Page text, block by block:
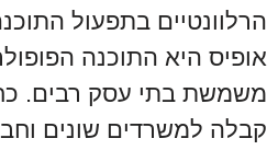
הרלוונטיים בתפעול
אופיס היא התוכנה
משמשת בתי עסק רבים.
קבלה למשרדים שונים